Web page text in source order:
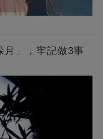
月」，牢記做3事